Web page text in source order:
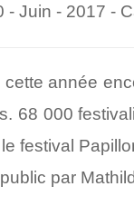
- Juin - 2017 -
année
68 000
festival
par